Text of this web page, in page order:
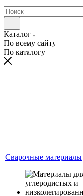
Каталог
По всему сайту
По каталогу
Сварочные материалы